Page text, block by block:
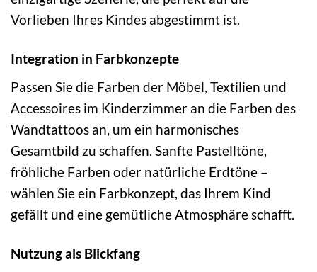
Vorlieben Ihres Kindes abgestimmt ist.
Integration in Farbkonzepte
Passen Sie die Farben der Möbel, Textilien und
Accessoires im Kinderzimmer an die Farben des
Wandtattoos an, um ein harmonisches
Gesamtbild zu schaffen. Sanfte Pastelltöne,
fröhliche Farben oder natürliche Erdtöne –
wählen Sie ein Farbkonzept, das Ihrem Kind
gefällt und eine gemütliche Atmosphäre schafft.
Nutzung als Blickfang